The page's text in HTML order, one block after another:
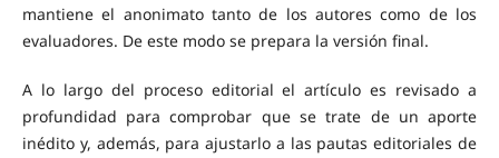
mantiene el anonimato tanto de los autores como de los
evaluadores. De este modo se prepara la versión final.
A lo largo del proceso editorial el artículo es revisado a
profundidad para comprobar que se trate de un aporte
inédito y, además, para ajustarlo a las pautas editoriales de